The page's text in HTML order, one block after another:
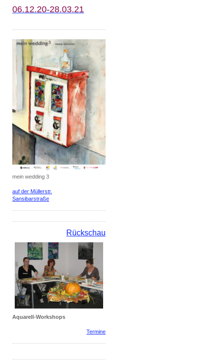
06.12.20-28.03.21
mein wedding 3
auf der Müllerstr.
Sansibarstraße
Rückschau
Aquarell-Workshops
Termine